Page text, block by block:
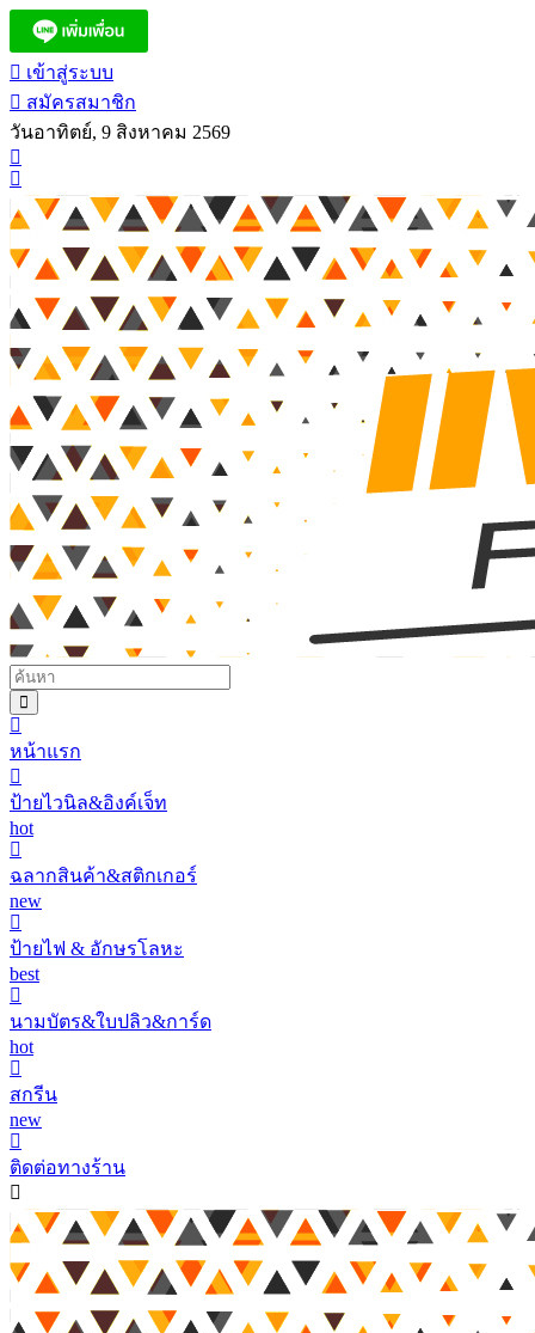
เข้าสู่ระบบ
สมัครสมาชิก
วันอาทิตย์, 9 สิงหาคม 2569
หน้าแรก
ป้ายไวนิล&อิงค์เจ็ท
hot
ฉลากสินค้า&สติกเกอร์
new
ป้ายไฟ & อักษรโลหะ
best
นามบัตร&ใบปลิว&การ์ด
hot
สกรีน
new
ติดต่อทางร้าน